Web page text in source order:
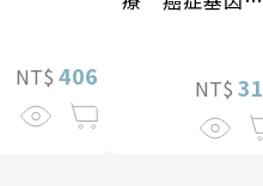
NT$ 406 NT$